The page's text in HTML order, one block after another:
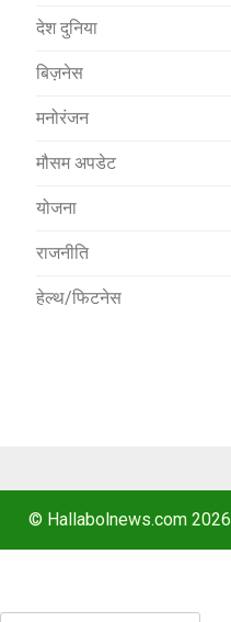
देश दुनिया
बिज़नेस
मनोरंजन
मौसम अपडेट
योजना
राजनीति
हेल्थ/फिटनेस
© Hallabolnews.com 2026